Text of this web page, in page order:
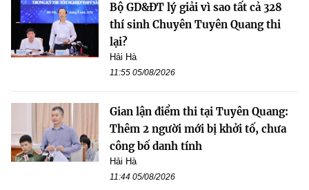
Bộ GD&ĐT lý giải vì sao tất cả 328
thí sinh Chuyên Tuyên Quang thi
lại?
Hải Hà
11:55 05/08/2026
Gian lận điểm thi tại Tuyên Quang:
Thêm 2 người mới bị khởi tố, chưa
công bố danh tính
Hải Hà
11:44 05/08/2026